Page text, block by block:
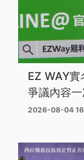
EZ WAY實
爭議內容
2026-08-04